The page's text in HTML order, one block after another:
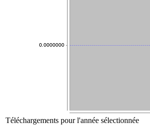
Téléchargements pour l'année sélectionnée